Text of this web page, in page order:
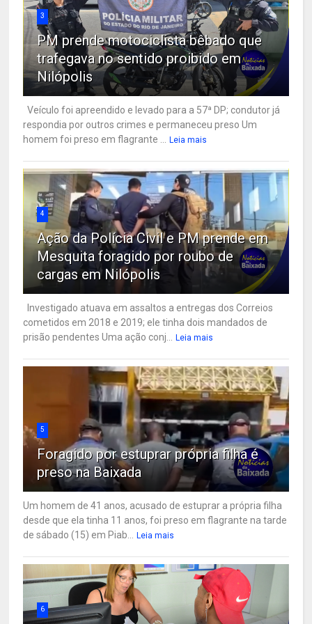
3
PM prende motociclista bêbado que
trafegava no sentido proibido em
Nilópolis
Veículo foi apreendido e levado para a 57ª DP; condutor já
respondia por outros crimes e permaneceu preso Um
homem foi preso em flagrante ...
Leia mais
4
Ação da Polícia Civil e PM prende em
Mesquita foragido por roubo de
cargas em Nilópolis
Investigado atuava em assaltos a entregas dos Correios
cometidos em 2018 e 2019; ele tinha dois mandados de
prisão pendentes Uma ação conj...
Leia mais
5
Foragido por estuprar própria filha é
preso na Baixada
Um homem de 41 anos, acusado de estuprar a própria filha
desde que ela tinha 11 anos, foi preso em flagrante na tarde
de sábado (15) em Piab...
Leia mais
6